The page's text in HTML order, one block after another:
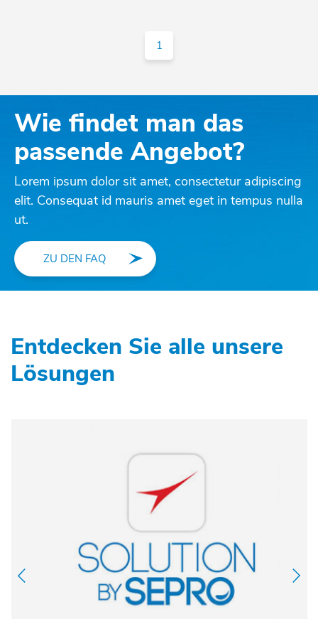
1
Wie findet man das
passende Angebot?
Lorem ipsum dolor sit amet, consectetur adipiscing
elit. Consequat id mauris amet eget in tempus nulla
ut.
ZU DEN FAQ
Entdecken Sie alle unsere
Lösungen